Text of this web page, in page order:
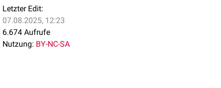
Letzter Edit:
07.08.2025, 12:23
6.674 Aufrufe
Nutzung: BY-NC-SA